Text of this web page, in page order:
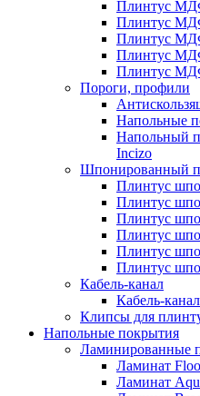
Плинтус
Плинтус
Плинтус
Плинтус
Плинтус
Пороги, профили
Напольные
Напольный
Incizo
Шпонированный
Плинтус
Плинтус
Плинтус
Плинтус
Плинтус
Плинтус
Кабель-канал
Кабель-
Клипсы для
Напольные покрытия
Ламинированные
Ламинат
Ламинат